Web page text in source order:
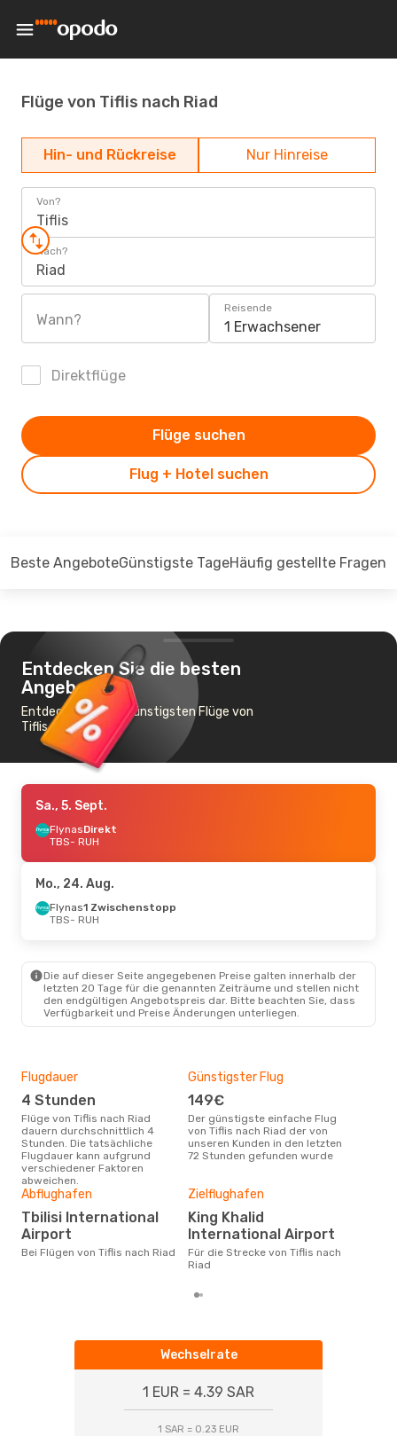
Flüge von Tiflis nach Riad
Hin- und Rückreise Nur Hinreise
Von?
Tiflis
Nach?
Riad
Wann?
Reisende
1 Erwachsener
Direktflüge
Flug + Hotel suchen
Flüge suchen
Beste AngeboteGünstigste TageHäufig gestellte Fragen
Entdecken Sie die besten
Angebote
Entdecken Sie die günstigsten Flüge von
Tiflis nach Riad
Sa., 5. Sept.
FlynasDirekt
TBS- RUH
Mo., 24. Aug.
Flynas1 Zwischenstopp
TBS- RUH
Die auf dieser Seite angegebenen Preise galten innerhalb der
letzten 20 Tage für die genannten Zeiträume und stellen nicht
den endgültigen Angebotspreis dar. Bitte beachten Sie, dass
Verfügbarkeit und Preise Änderungen unterliegen.
Flugdauer
4 Stunden
Flüge von Tiflis nach Riad
dauern durchschnittlich 4
Stunden. Die tatsächliche
Flugdauer kann aufgrund
verschiedener Faktoren
abweichen.
Günstigster Flug
149€
Der günstigste einfache Flug
von Tiflis nach Riad der von
unseren Kunden in den letzten
72 Stunden gefunden wurde
Abflughafen
Tbilisi International
Airport
Bei Flügen von Tiflis nach Riad
Zielflughafen
King Khalid
International Airport
Für die Strecke von Tiflis nach
Riad
Wechselrate
1 EUR = 4.39 SAR
1 SAR = 0.23 EUR